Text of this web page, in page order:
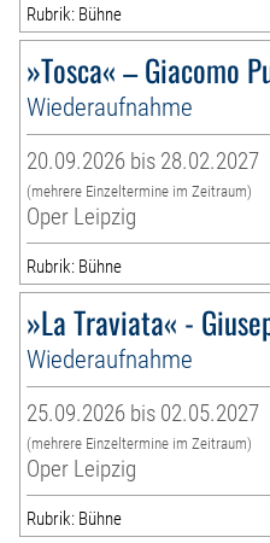
Rubrik: Bühne
»Tosca« – Giacomo
Wiederaufnahme
20.09.2026 bis 28.02.2027
(mehrere Einzeltermine im Zeitraum)
Oper Leipzig
Rubrik: Bühne
»La Traviata« -
Wiederaufnahme
25.09.2026 bis 02.05.2027
(mehrere Einzeltermine im Zeitraum)
Oper Leipzig
Rubrik: Bühne